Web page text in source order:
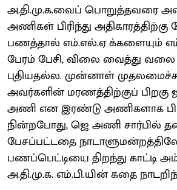
அ.தி.மு.க.வைப் பொறுத்தவரை
அணிகள் பிரிந்து அதிகாரத்திற்கு
பணத்தால் எம்.எல்.ஏ க்களையும்
பேரம் பேசி, விலை வைத்து வலை
புதியதல்ல. முன்னாள்
அவர்களின் மரணத்திற்குப்
அணி என இரண்டு அணிகளாக
நின்றபோது, ஜெ அணி சார்பில்
பேசப்பட்டதை
பணப்பெட்டியை திறந்து காட்டி
அ.தி.மு.க. எம்.பி.யின் கதை